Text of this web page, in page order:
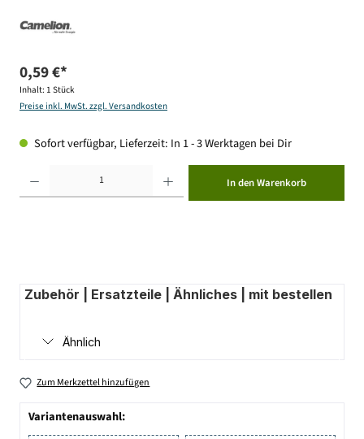
0,59 €*
Inhalt: 1 Stück
Preise inkl. MwSt. zzgl. Versandkosten
Sofort verfügbar, Lieferzeit: In 1 - 3 Werktagen bei Dir
In den Warenkorb
Zubehör | Ersatzteile | Ähnliches | mit bestellen
Ähnlich
Zum Merkzettel hinzufügen
Variantenauswahl: